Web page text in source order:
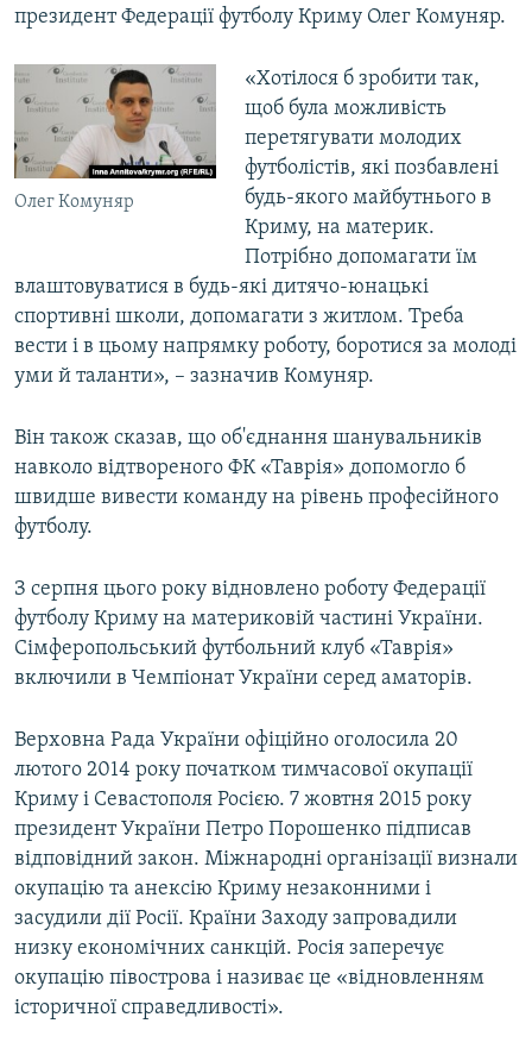
ДЕПОРТАЦІЯ
ВІДЕОУРОКИ «ELIFBE»
СВІДЧЕННЯ ОКУПАЦІЇ
УКРАЇНСЬКА ПРОБЛЕМА КРИМУ
ІНФОГРАФІКА
ЯК ОБІЙТИ БЛОКУВАННЯ
Русский
Qırımtatar
ДОЛУЧАЙСЯ!
Усі сайти RFE/RL
президент Федерації футболу Криму Олег Комуняр.
Олег Комуняр
«Хотілося б зробити так,
щоб була можливість
перетягувати молодих
футболістів, які позбавлені
будь-якого майбутнього в
Криму, на материк.
Потрібно допомагати їм
влаштовуватися в будь-які дитячо-юнацькі
спортивні школи, допомагати з житлом. Треба
вести і в цьому напрямку роботу, боротися за молоді
уми й таланти», – зазначив Комуняр.
Він також сказав, що об'єднання шанувальників
навколо відтвореного ФК «Таврія» допомогло б
швидше вивести команду на рівень професійного
футболу.
З серпня цього року відновлено роботу Федерації
футболу Криму на материковій частині України.
Сімферопольський футбольний клуб «Таврія»
включили в Чемпіонат України серед аматорів.
Верховна Рада України офіційно оголосила 20
лютого 2014 року початком тимчасової окупації
Криму і Севастополя Росією. 7 жовтня 2015 року
президент України Петро Порошенко підписав
відповідний закон. Міжнародні організації визнали
окупацію та анексію Криму незаконними і
засудили дії Росії. Країни Заходу запровадили
низку економічних санкцій. Росія заперечує
окупацію півострова і називає це «відновленням
історичної справедливості».